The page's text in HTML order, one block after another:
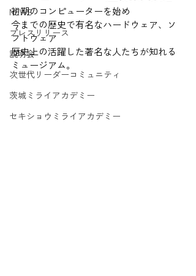
NEWS
プレスリリース
説明会
次世代リーダーコミュニティ
茨城ミライアカデミー
セキショウミライアカデミー
初期のコンピューターを始め
今までの歴史で有名なハードウェア、ソ
フトウェア
歴史上の活躍した著名な人たちが知れる
ミュージアム。